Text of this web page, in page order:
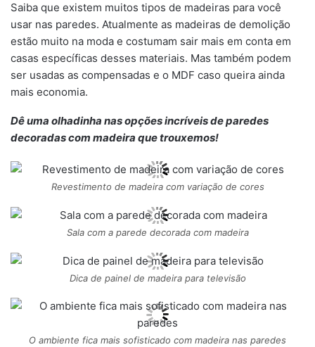
Saiba que existem muitos tipos de madeiras para você
usar nas paredes. Atualmente as madeiras de demolição
estão muito na moda e costumam sair mais em conta em
casas específicas desses materiais. Mas também podem
ser usadas as compensadas e o MDF caso queira ainda
mais economia.
Dê uma olhadinha nas opções incríveis de paredes
decoradas com madeira que trouxemos!
Revestimento de madeira com variação de cores
Sala com a parede decorada com madeira
Dica de painel de madeira para televisão
O ambiente fica mais sofisticado com madeira nas paredes